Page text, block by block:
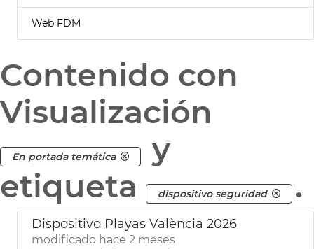
Web FDM
Contenido con
Visualización
En portada temática
y
etiqueta
dispositivo seguridad .
Dispositivo Playas València 2026
modificado hace 2 meses